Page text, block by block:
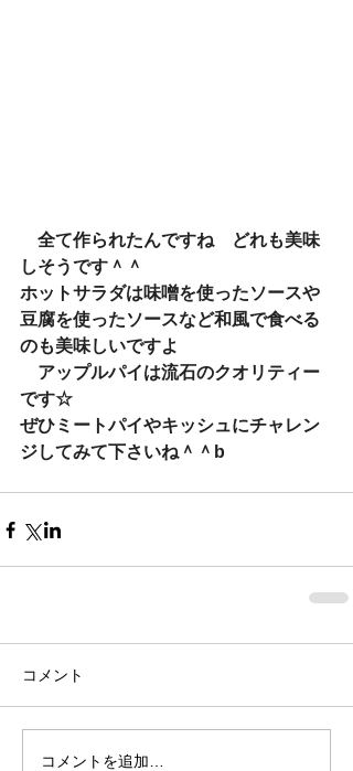
全て作られたんですね　どれも美味
しそうです＾＾
ホットサラダは味噌を使ったソースや
豆腐を使ったソースなど和風で食べる
のも美味しいですよ
アップルパイは流石のクオリティー
です☆
ぜひミートパイやキッシュにチャレン
ジしてみて下さいね＾＾b
コメント
コメントを追加…